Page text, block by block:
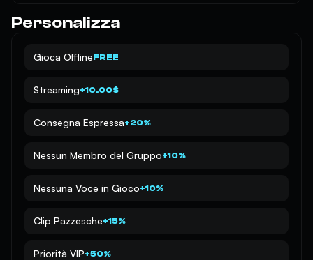
Personalizza
Gioca OfflineFREE
Streaming+10.00$
Consegna Espressa+20%
Nessun Membro del Gruppo+10%
Nessuna Voce in Gioco+10%
Clip Pazzesche+15%
Priorità VIP+50%